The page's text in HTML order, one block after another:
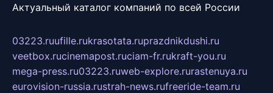
Актуальный каталог компаний по всей России
03223.ruufille.rukrasotata.ruprazdnikdushi.ru
veetbox.rucinemapost.ruciam-fr.rukraft-you.ru
mega-press.ru03223.ruweb-explore.rurastenuya.ru
eurovision-russia.rustrah-news.rufreeride-team.ru